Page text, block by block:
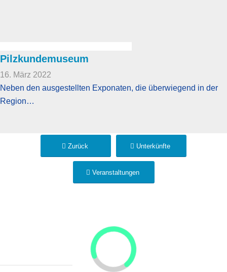
Pilzkundemuseum
16. März 2022
Neben den ausgestellten Exponaten, die überwiegend in der
Region…
Zurück Unterkünfte
Veranstaltungen